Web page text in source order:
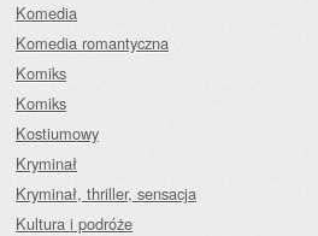
Komedia
Komedia romantyczna
Komiks
Komiks
Kostiumowy
Kryminał
Kryminał, thriller, sensacja
Kultura i podróże